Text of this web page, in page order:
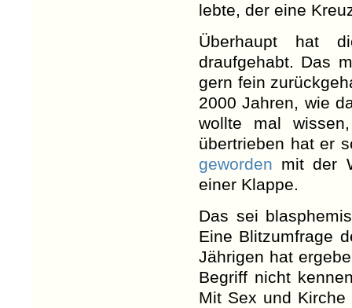
lebte, der eine
Überhaupt hat
draufgehabt. Das
gern fein
2000 Jahren, wie
wollte mal
übertrieben hat er
geworden mit der
einer Klappe.
Das sei
Eine Blitzumfrage
Jährigen hat
Begriff nicht
Mit Sex und